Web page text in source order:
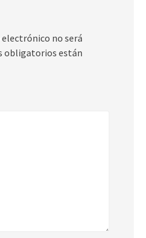
electrónico no será
obligatorios están